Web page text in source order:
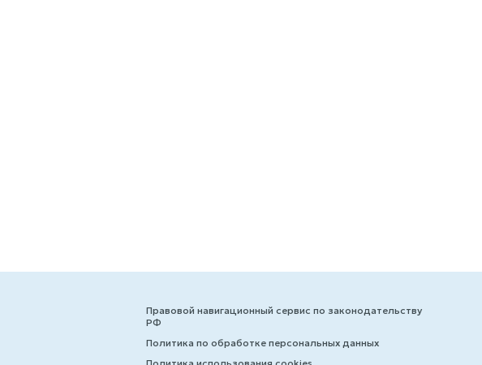
Правовой навигационный сервис по законодательству
РФ
Политика по обработке персональных данных